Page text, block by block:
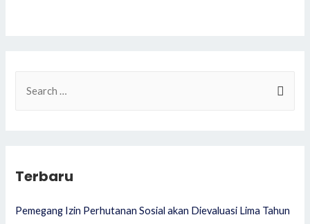
h
Terbaru
Pemegang Izin Perhutanan Sosial akan Dievaluasi Lima Tahun